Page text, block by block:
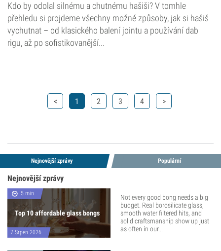
Kdo by odolal silnému a chutnému hašiši? V tomhle
přehledu si projdeme všechny možné způsoby, jak si hašiš
vychutnat – od klasického balení jointu a používání dab
rigu, až po sofistikovanější...
< 1 2 3 4 >
Nejnovější zprávy Populární
Nejnovější zprávy
5 min
Top 10 affordable glass bongs
7 Srpen 2026
Not every good bong needs a big
budget. Real borosilicate glass,
smooth water filtered hits, and
solid craftsmanship show up just
as often in our...